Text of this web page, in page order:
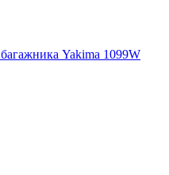
Yakima 1099W